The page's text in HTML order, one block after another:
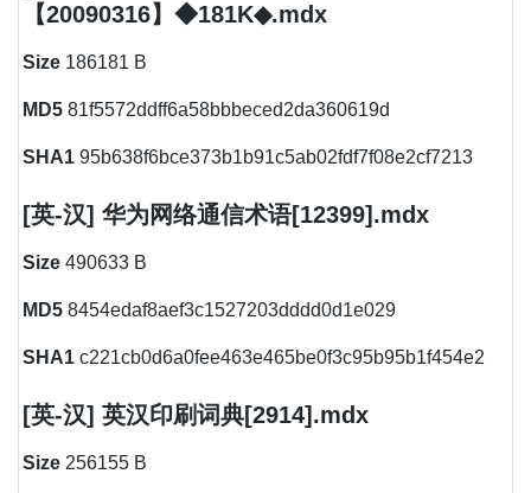
【20090316】◆181K◆.mdx
Size 186181 B
MD5 81f5572ddff6a58bbbeced2da360619d
SHA1 95b638f6bce373b1b91c5ab02fdf7f08e2cf7213
[英-汉] 华为网络通信术语[12399].mdx
Size 490633 B
MD5 8454edaf8aef3c1527203dddd0d1e029
SHA1 c221cb0d6a0fee463e465be0f3c95b95b1f454e2
[英-汉] 英汉印刷词典[2914].mdx
Size 256155 B